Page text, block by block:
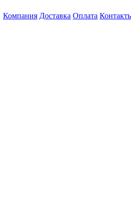
Компания Доставка Оплата